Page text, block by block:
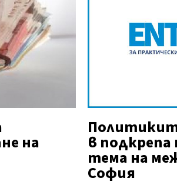
на в
тема на
София